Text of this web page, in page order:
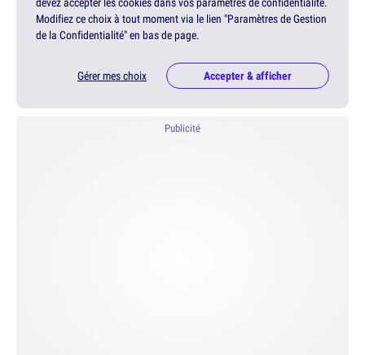
Modifiez ce choix à tout moment via le lien "Paramètres de Gestion
de la Confidentialité" en bas de page.
Gérer mes choix Accepter & afficher
Publicité